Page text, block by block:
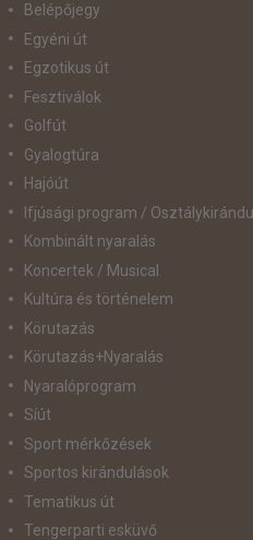
Belépőjegy
Egyéni út
Egzotikus út
Fesztiválok
Golfút
Gyalogtúra
Hajóút
Ifjúsági program /
Kombinált nyaralás
Koncertek / Musical
Kultúra és történelem
Körutazás
Körutazás+Nyaralás
Nyaralóprogram
Síút
Sport mérkőzések
Sportos kirándulások
Tematikus út
Tengerparti esküvő